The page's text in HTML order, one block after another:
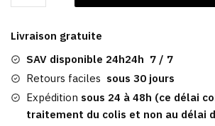
Béret
Femme​
|
de
Chameau
Charlize
Livraison gratuite
SAV disponible 24h24h 7 / 7
Retours faciles sous 30 jours
Expédition sous 24 à 48h (ce délai
traitement du colis et non au délai